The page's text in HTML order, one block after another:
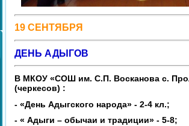
19 СЕНТЯБРЯ
ДЕНЬ АДЫГОВ
В МКОУ «СОШ им. С.П. Восканова с.
(черкесов) :
- «День Адыгского народа» - 2-4 кл.;
- « Адыги – обычаи и традиции» - 5-8;